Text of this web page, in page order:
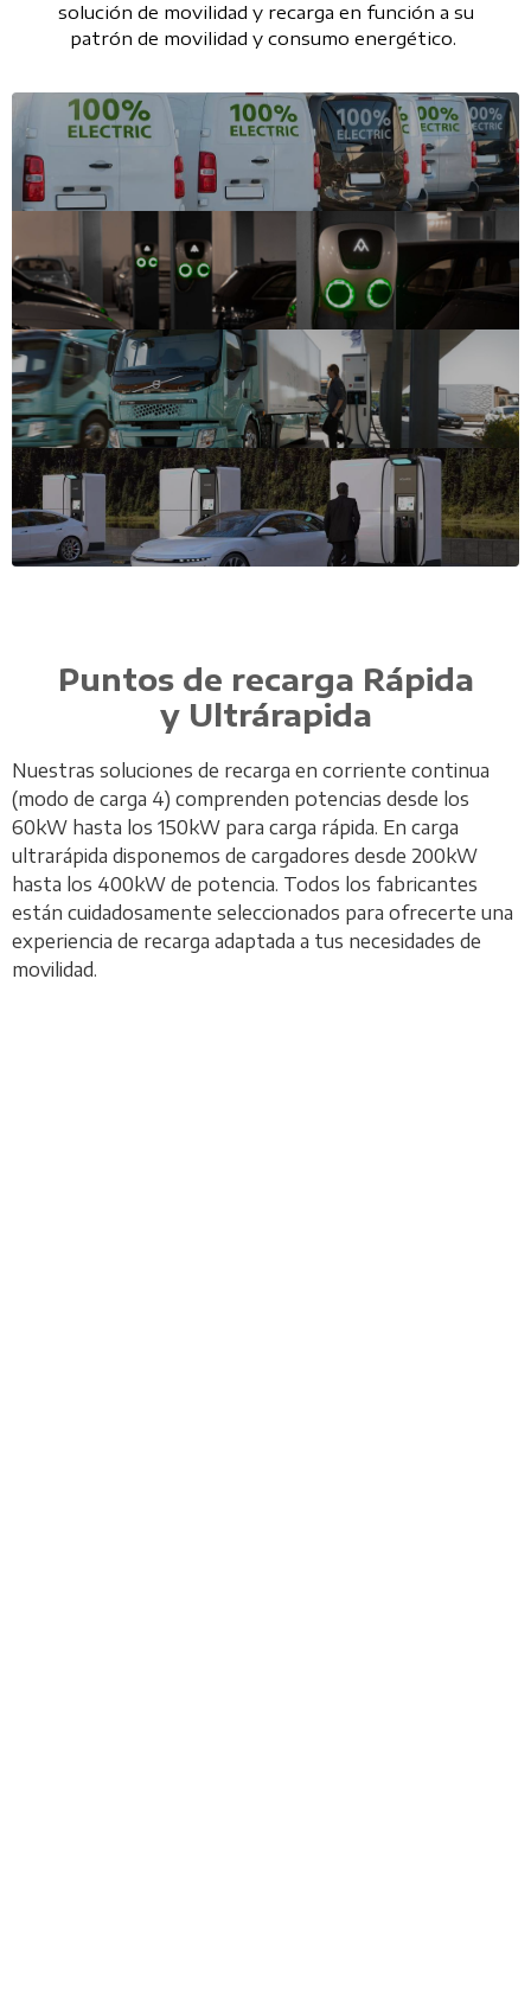
solución de movilidad y recarga en función a su
patrón de movilidad y consumo energético.
Puntos de recarga Rápida
y Ultrárapida
Nuestras soluciones de recarga en corriente continua
(modo de carga 4) comprenden potencias desde los
60kW hasta los 150kW para carga rápida. En carga
ultrarápida disponemos de cargadores desde 200kW
hasta los 400kW de potencia. Todos los fabricantes
están cuidadosamente seleccionados para ofrecerte una
experiencia de recarga adaptada a tus necesidades de
movilidad.